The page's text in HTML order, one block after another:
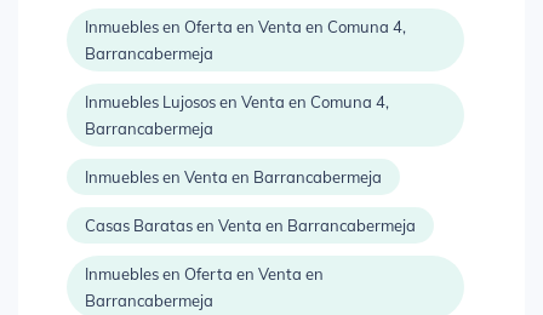
Inmuebles en Oferta en Venta en Comuna 4,
Barrancabermeja
Inmuebles Lujosos en Venta en Comuna 4,
Barrancabermeja
Inmuebles en Venta en Barrancabermeja
Casas Baratas en Venta en Barrancabermeja
Inmuebles en Oferta en Venta en
Barrancabermeja